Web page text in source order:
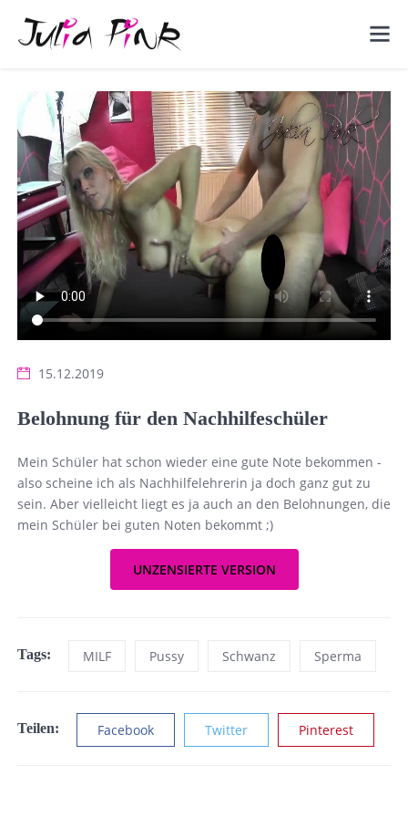
15.12.2019
Belohnung für den Nachhilfeschüler
Mein Schüler hat schon wieder eine gute Note bekommen -
also scheine ich als Nachhilfelehrerin ja doch ganz gut zu
sein. Aber vielleicht liegt es ja auch an den Belohnungen, die
mein Schüler bei guten Noten bekommt ;)
UNZENSIERTE VERSION
Tags: MILF Pussy Schwanz Sperma
Teilen: Facebook Twitter Pinterest